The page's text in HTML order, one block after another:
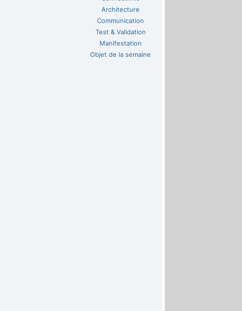
Architecture
Communication
Test & Validation
Manifestation
Objet de la semaine